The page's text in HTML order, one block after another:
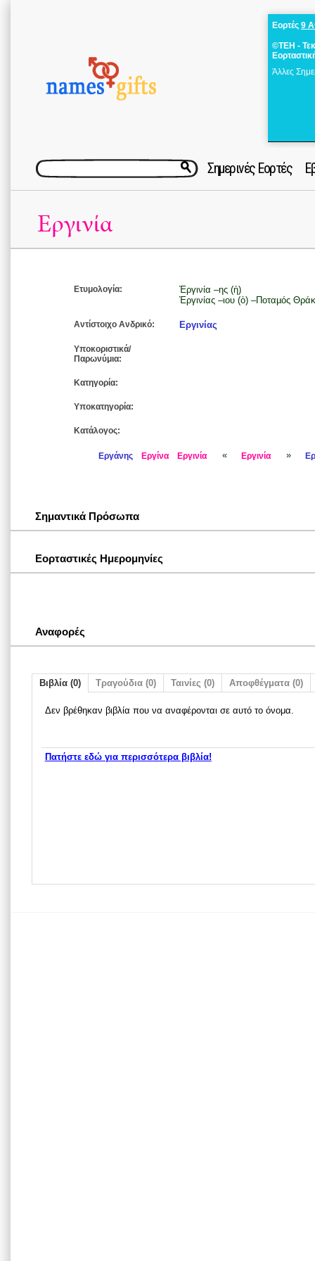
Εορτές 9
©ΤΕΗ -
Άλλες
Σημερινές Εορτές
Εργινία
Ετυμολογία:
Ἐργινία –ης (ἡ)
Ἐργινίας –ιου (ὁ) –Ποταµός
Αντίστοιχο Ανδρικό: Εργινίας
Υποκοριστικά/
Παρωνύμια:
Κατηγορία:
Υποκατηγορία:
Κατάλογος:
Εργάνης Εργίνα Εργινία « Εργινία »
Σημαντικά Πρόσωπα
Εορταστικές Ημερομηνίες
Αναφορές
Βιβλία (0) Τραγούδια (0) Ταινίες (0) Αποφθέγματα (0)
Δεν βρέθηκαν βιβλία που να αναφέρονται σε αυτό το όνομα.
Πατήστε εδώ για περισσότερα βιβλία!